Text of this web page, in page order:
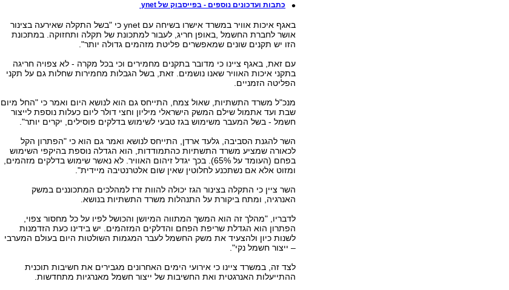
כתבות ועדכונים נוספים - בפייסבוק של ynet
באגף איכות אוויר במשרד אישרו בשיחה עם ynet כי "בשל התקלה שאירעה בצינור
אושר לחברת החשמל ,באופן חריג, לעבור למתכונת של תקלה ותחזוקה. במתכונת
הזו יש תקנים שונים שמאפשרים פליטת מזהמים גדולה יותר".
עם זאת, באגף ציינו כי מדובר בתקנים מחמירים וכי בכל מקרה - לא צפויה חריגה
בתקני איכות האוויר שאנו נושמים. זאת, בשל הגבלות מחמירות שחלות גם על תקני
הפליטה הזמניים.
מנכ"ל משרד התשתיות, שאול צמח, התייחס גם הוא לנושא היום ואמר כי "החל מיום
שבת ועד אתמול שילם המשק הישראלי מיליון וחצי דולר ליום כעלות נוספת לייצור
חשמל - בשל המעבר משימוש בגז טבעי לשימוש בדלקים פוסילים, יקרים יותר".
השר להגנת הסביבה, גלעד ארדן, התייחס לנושא ואמר גם הוא כי "הפתרון הקל
לכאורה שמציע משרד התשתיות כהתמודדות, הוא הגדלה נוספת בהיקפי השימוש
בפחם (העומד על 65%). בכך יגדל זיהום האוויר. לא נאשר שימוש בדלקים מזהמים,
ומזוט אלא אם נשתכנע לחלוטין שאין שום אלטרנטיבה מיידית".
השר ציין כי התקלה בצינור הגז יכולה להוות זרז למהלכים המתכוננים במשק
האנרגיה, ומתח ביקורת על התנהלות משרד התשתיות בנושא.
לדבריו, "מהלך זה הוא המשך המתווה המיושן והכושל לפיו על כל מחסור צפוי,
הפתרון הוא הגדלת שריפת הפחם והדלקים המזהמים. יש בידינו כעת הזדמנות
לשנות כיון ולהצעיד את משק החשמל לעבר המגמות השולטות היום בעולם המערבי
– ייצור חשמל נקי".
לצד זה, במשרד ציינו כי אירועי הימים האחרונים מגבירים את חשיבות תוכנית
ההתייעלות האנרגטית ואת החשיבות של ייצור חשמל מאנרגיות מתחדשות.